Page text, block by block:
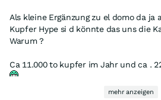
Als kleine Ergänzung zu el domo da ja
Kupfer Hype si d könnte das uns die Kasse noch voller machen.
Warum ?
Ca 11.000 to kupfer im Jahr und ca .
jepp.👏 (das sind alte Zahlen durch
mehr anzeigen